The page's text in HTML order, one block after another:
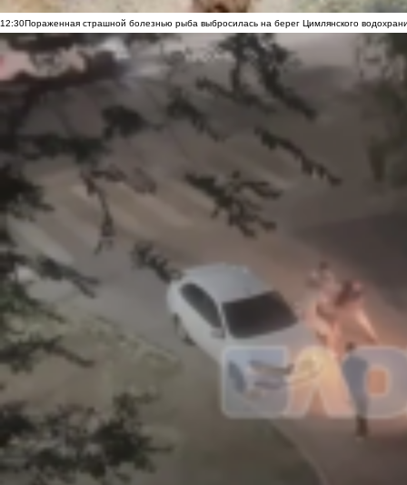
12:30Пораженная страшной болезнью рыба выбросилась на берег Цимлянского